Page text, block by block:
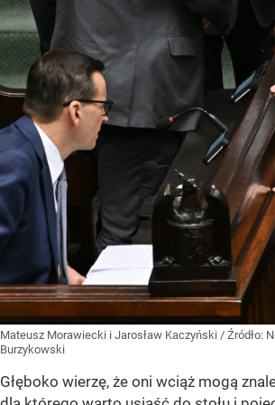
Mateusz Morawiecki i Jarosław Kaczyński / Źródło:
Burzykowski
Głęboko wierzę, że oni wciąż mogą